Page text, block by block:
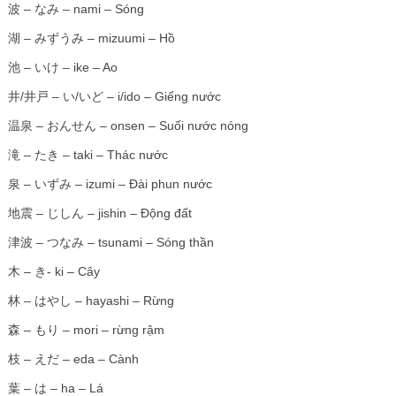
波 – なみ – nami – Sóng
湖 – みずうみ – mizuumi – Hồ
池 – いけ – ike – Ao
井/井戸 – い/いど – i/ido – Giếng nước
温泉 – おんせん – onsen – Suối nước nóng
滝 – たき – taki – Thác nước
泉 – いずみ – izumi – Đài phun nước
地震 – じしん – jishin – Động đất
津波 – つなみ – tsunami – Sóng thần
木 – き- ki – Cây
林 – はやし – hayashi – Rừng
森 – もり – mori – rừng rậm
枝 – えだ – eda – Cành
葉 – は – ha – Lá